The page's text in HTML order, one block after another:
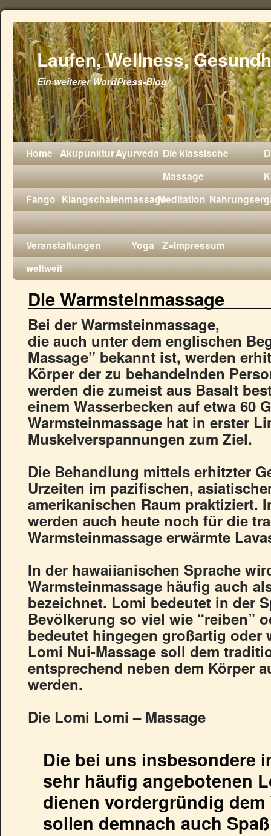
Laufen, Wellness,
Ein weiterer WordPress-Blog
Home AkupunkturAyurveda Die klassische
Massage
Fango KlangschalenmassageMeditation
Veranstaltungen
weltweit
Yoga Z=Impressum
Die Warmsteinmassage
Bei der Warmsteinmassage,
die auch unter dem englischen
Massage” bekannt ist, werden
Körper der zu behandelnden
werden die zumeist aus Basalt
einem Wasserbecken auf etwa 60
Warmsteinmassage hat in erster
Muskelverspannungen zum Ziel.
Die Behandlung mittels erhitzter
Urzeiten im pazifischen,
amerikanischen Raum praktiziert.
werden auch heute noch für die
Warmsteinmassage erwärmte
In der hawaiianischen Sprache
Warmsteinmassage häufig auch
bezeichnet. Lomi bedeutet in der
Bevölkerung so viel wie “reiben”
bedeutet hingegen großartig oder
Lomi Nui-Massage soll dem
entsprechend neben dem Körper
werden.
Die Lomi Lomi – Massage
Die bei uns insbesondere
sehr häufig angebotenen
dienen vordergründig
sollen demnach auch